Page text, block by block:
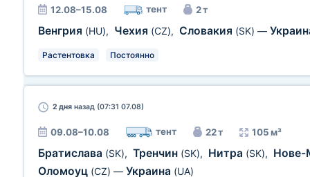
12.08–15.08 тент 2 т
Венгрия (HU), Чехия (CZ), Словакия (SK) —
Растентовка Постоянно
2 дня назад (07:31 07.08)
09.08–10.08 тент 22 т 105 м³
Братислава (SK), Тренчин (SK), Нитра (SK), Нове-
Оломоуц (CZ) — Украина (UA)